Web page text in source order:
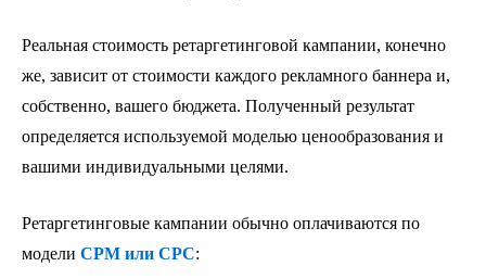
Реальная стоимость ретаргетинговой кампании, конечно
же, зависит от стоимости каждого рекламного баннера и,
собственно, вашего бюджета. Полученный результат
определяется используемой моделью ценообразования и
вашими индивидуальными целями.
Ретаргетинговые кампании обычно оплачиваются по
модели CPM или CPC: